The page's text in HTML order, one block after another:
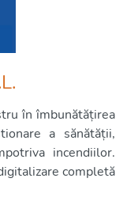
în îmbunătățirea
a sănătății,
incendiilor.
completă